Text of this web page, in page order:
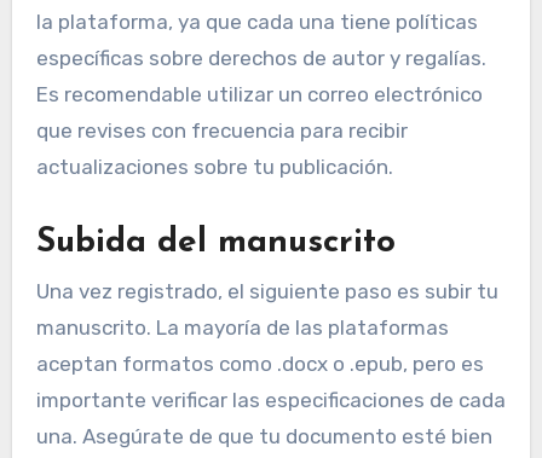
la plataforma, ya que cada una tiene políticas
específicas sobre derechos de autor y regalías.
Es recomendable utilizar un correo electrónico
que revises con frecuencia para recibir
actualizaciones sobre tu publicación.
Subida del manuscrito
Una vez registrado, el siguiente paso es subir tu
manuscrito. La mayoría de las plataformas
aceptan formatos como .docx o .epub, pero es
importante verificar las especificaciones de cada
una. Asegúrate de que tu documento esté bien